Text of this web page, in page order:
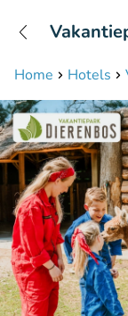
Home Hotels